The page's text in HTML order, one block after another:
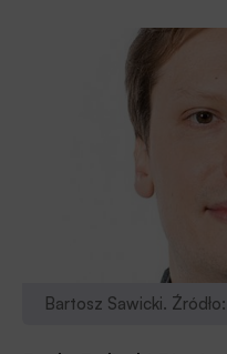
Bartosz Sawicki.